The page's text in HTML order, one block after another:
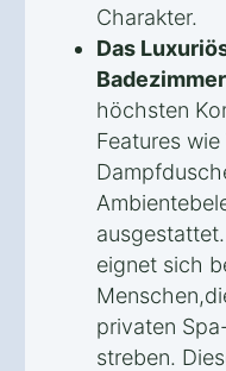
Charakter.
Das
Badezimmer
höchsten
Features
eignet sich
privaten
streben.